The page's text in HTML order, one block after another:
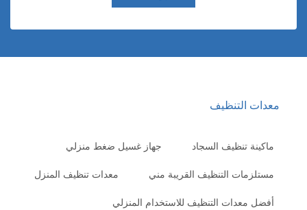
التنظيف
ماكينة تنظيف السجاد جهاز غسيل ضغط منزلي
مستلزمات التنظيف القريبة مني معدات تنظيف المنزل
أفضل معدات التنظيف للاستخدام المنزلي